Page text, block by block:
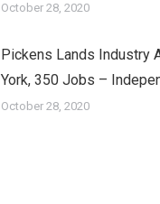
October 28, 2020
Pickens Lands Industry
York, 350 Jobs –
October 28, 2020